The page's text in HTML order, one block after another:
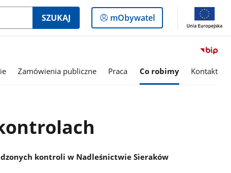
SZUKAJ
Logowanie
do
mObywatel
Zamówienia publiczne Praca Co robimy Kontakt
kontroli w Nadleśnictwie Sieraków